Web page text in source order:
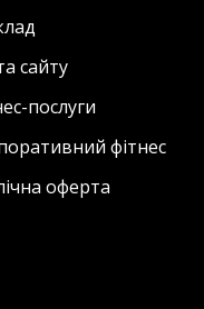
сайту
послуги
фітнес
оферта